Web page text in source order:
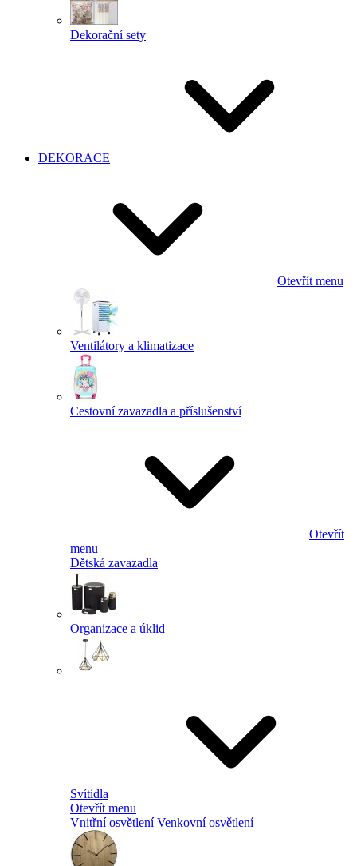
Dekorační sety
DEKORACE
Otevřít menu
Ventilátory a klimatizace
Cestovní zavazadla a příslušenství
Otevřít
menu
Dětská zavazadla
Organizace a úklid
Svítidla
Otevřít menu
Vnitřní osvětlení Venkovní osvětlení